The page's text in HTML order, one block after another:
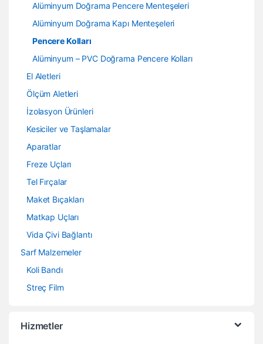
Alüminyum Doğrama Pencere Menteşeleri
Alüminyum Doğrama Kapı Menteşeleri
Pencere Kolları
Alüminyum – PVC Doğrama Pencere Kolları
El Aletleri
Ölçüm Aletleri
İzolasyon Ürünleri
Kesiciler ve Taşlamalar
Aparatlar
Freze Uçları
Tel Fırçalar
Maket Bıçakları
Matkap Uçları
Vida Çivi Bağlantı
Sarf Malzemeler
Koli Bandı
Streç Film
Hizmetler